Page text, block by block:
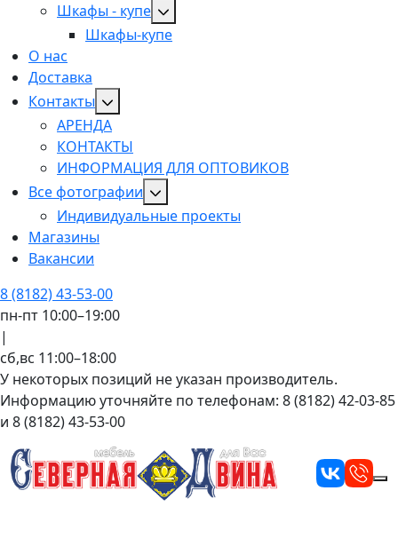
Шкафы - купе
Шкафы-купе
О нас
Доставка
Контакты
АРЕНДА
КОНТАКТЫ
ИНФОРМАЦИЯ ДЛЯ ОПТОВИКОВ
Все фотографии
Индивидуальные проекты
Магазины
Вакансии
8 (8182) 43-53-00
пн-пт 10:00–19:00
|
сб,вс 11:00–18:00
У некоторых позиций не указан производитель.
Информацию уточняйте по телефонам: 8 (8182) 42-03-85
и 8 (8182) 43-53-00